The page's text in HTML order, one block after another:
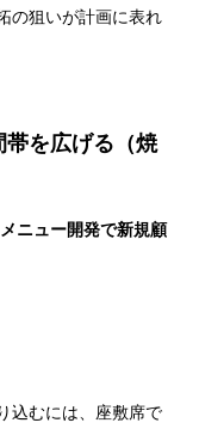
の狙いが計画に表れ
を広げる（焼
ニュー開発で新規顧
込むには、座敷席で